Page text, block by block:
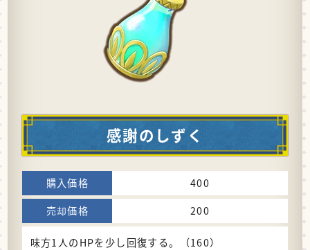
感謝のしずく
400
200
味方1人のHPを少し回復する。（160）